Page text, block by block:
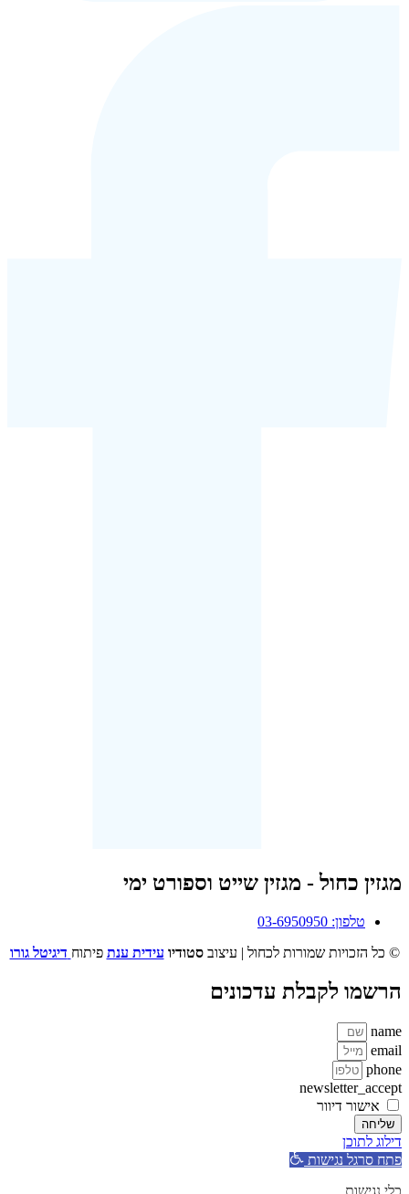
מגזין כחול - מגזין שייט וספורט ימי
טלפון: 03-6950950
© כל הזכויות שמורות לכחול | עיצובסטודיו עידית ענת פיתוח דיגיטל גורו
הרשמו לקבלת עדכונים
name
email
phone
newsletter_accept
אישור דיוור
שליחה
דילוג לתוכן
פתח סרגל נגישות
כלי נגישות